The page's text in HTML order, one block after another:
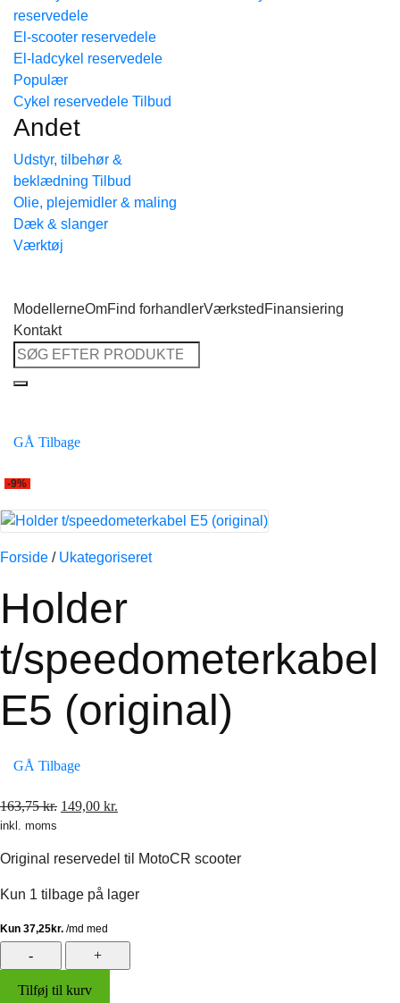
reservedele
El-scooter reservedele
El-ladcykel reservedele
Cykel reservedele
Andet
Udstyr, tilbehør &
beklædning
Olie, plejemidler & maling
Dæk & slanger
Værktøj
ModellerneOmFind forhandlerVærksted Finansiering
Kontakt
Søg
efter:
GÅ Tilbage
-9%
Forside / Ukategoriseret
Holder
t/speedometerkabel
E5 (original)
GÅ Tilbage
163,75kr. Den
163,75 kr..
149,00 kr.
149,00 kr..
inkl. moms
Original reservedel til MotoCR scooter
Kun 1 tilbage på lager
Holder
t/speedometerkabel
E5
Tilføj til kurv